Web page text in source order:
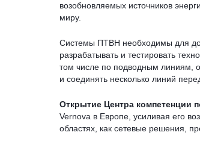
возобновляемых источников
миру.
Системы ПТВН необходимы для
разрабатывать и тестировать
том числе по подводным линиям,
и соединять несколько линий
Открытие Центра компетенции
Vernova в Европе, усиливая его
областях, как сетевые решения,